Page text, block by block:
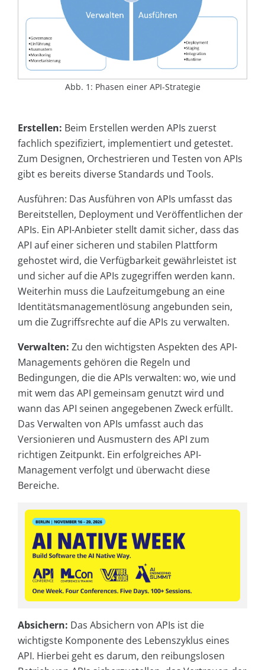
Abb. 1: Phasen einer API-Strategie
Erstellen: Beim Erstellen werden APIs zuerst
fachlich spezifiziert, implementiert und getestet.
Zum Designen, Orchestrieren und Testen von APIs
gibt es bereits diverse Standards und Tools.
Ausführen: Das Ausführen von APIs umfasst das
Bereitstellen, Deployment und Veröffentlichen der
APIs. Ein API-Anbieter stellt damit sicher, dass das
API auf einer sicheren und stabilen Plattform
gehostet wird, die Verfügbarkeit gewährleistet ist
und sicher auf die APIs zugegriffen werden kann.
Weiterhin muss die Laufzeitumgebung an eine
Identitätsmanagementlösung angebunden sein,
um die Zugriffsrechte auf die APIs zu verwalten.
Verwalten: Zu den wichtigsten Aspekten des API-
Managements gehören die Regeln und
Bedingungen, die die APIs verwalten: wo, wie und
mit wem das API gemeinsam genutzt wird und
wann das API seinen angegebenen Zweck erfüllt.
Das Verwalten von APIs umfasst auch das
Versionieren und Ausmustern des API zum
richtigen Zeitpunkt. Ein erfolgreiches API-
Management verfolgt und überwacht diese
Bereiche.
Absichern: Das Absichern von APIs ist die
wichtigste Komponente des Lebenszyklus eines
API. Hierbei geht es darum, den reibungslosen